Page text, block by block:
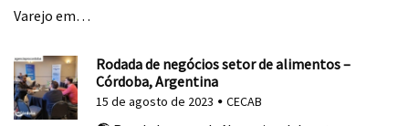
Varejo em…
Rodada de negócios setor de alimentos –
Córdoba, Argentina
15 de agosto de 2023 CECAB